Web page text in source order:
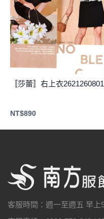
〚莎蕾〛右上衣
NT$890
客服時間：週一至週五 早上